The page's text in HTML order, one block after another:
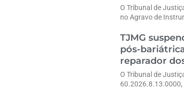
O Tribunal de
no Agravo de
TJMG
pós-
reparador
O Tribunal de
60.2026.8.13.0000,